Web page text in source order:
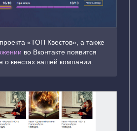
«ТОП Квестов», а также
во Вконтакте появится
квестах вашей компании.